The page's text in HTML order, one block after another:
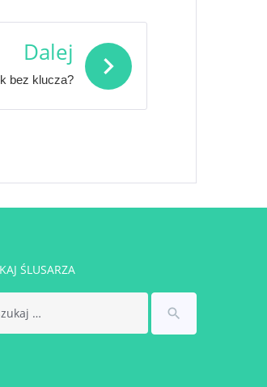
Dalej
bez klucza?
ŚLUSARZA
search